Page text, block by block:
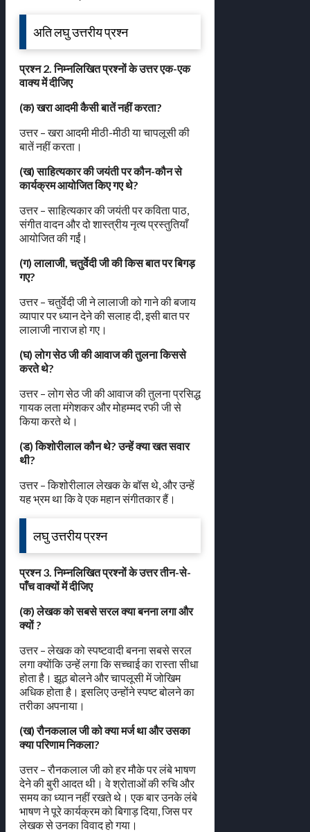
अति लघु उत्तरीय प्रश्न
प्रश्न 2. निम्नलिखित प्रश्नों के उत्तर एक-एक
वाक्य में दीजिए
(क) खरा आदमी कैसी बातें नहीं करता?
उत्तर – खरा आदमी मीठी-मीठी या चापलूसी की
बातें नहीं करता।
(ख) साहित्यकार की जयंती पर कौन-कौन से
कार्यक्रम आयोजित किए गए थे?
उत्तर – साहित्यकार की जयंती पर कविता पाठ,
संगीत वादन और दो शास्त्रीय नृत्य प्रस्तुतियाँ
आयोजित की गईं।
(ग) लालाजी, चतुर्वेदी जी की किस बात पर बिगड़
गए?
उत्तर – चतुर्वेदी जी ने लालाजी को गाने की बजाय
व्यापार पर ध्यान देने की सलाह दी, इसी बात पर
लालाजी नाराज हो गए।
(घ) लोग सेठ जी की आवाज की तुलना किससे
करते थे?
उत्तर – लोग सेठ जी की आवाज की तुलना प्रसिद्ध
गायक लता मंगेशकर और मोहम्मद रफी जी से
किया करते थे।
(ड) किशोरीलाल कौन थे? उन्हें क्या खत सवार
थी?
उत्तर – किशोरीलाल लेखक के बॉस थे, और उन्हें
यह भ्रम था कि वे एक महान संगीतकार हैं।
लघु उत्तरीय प्रश्न
प्रश्न 3. निम्नलिखित प्रश्नों के उत्तर तीन-से-
पाँच वाक्यों में दीजिए
(क) लेखक को सबसे सरल क्या बनना लगा और
क्यों ?
उत्तर – लेखक को स्पष्टवादी बनना सबसे सरल
लगा क्योंकि उन्हें लगा कि सच्चाई का रास्ता सीधा
होता है। झूठ बोलने और चापलूसी में जोखिम
अधिक होता है। इसलिए उन्होंने स्पष्ट बोलने का
तरीका अपनाया।
(ख) रौनकलाल जी को क्या मर्ज था और उसका
क्या परिणाम निकला?
उत्तर – रौनकलाल जी को हर मौके पर लंबे भाषण
देने की बुरी आदत थी। वे श्रोताओं की रुचि और
समय का ध्यान नहीं रखते थे। एक बार उनके लंबे
भाषण ने पूरे कार्यक्रम को बिगाड़ दिया, जिस पर
लेखक से उनका विवाद हो गया।